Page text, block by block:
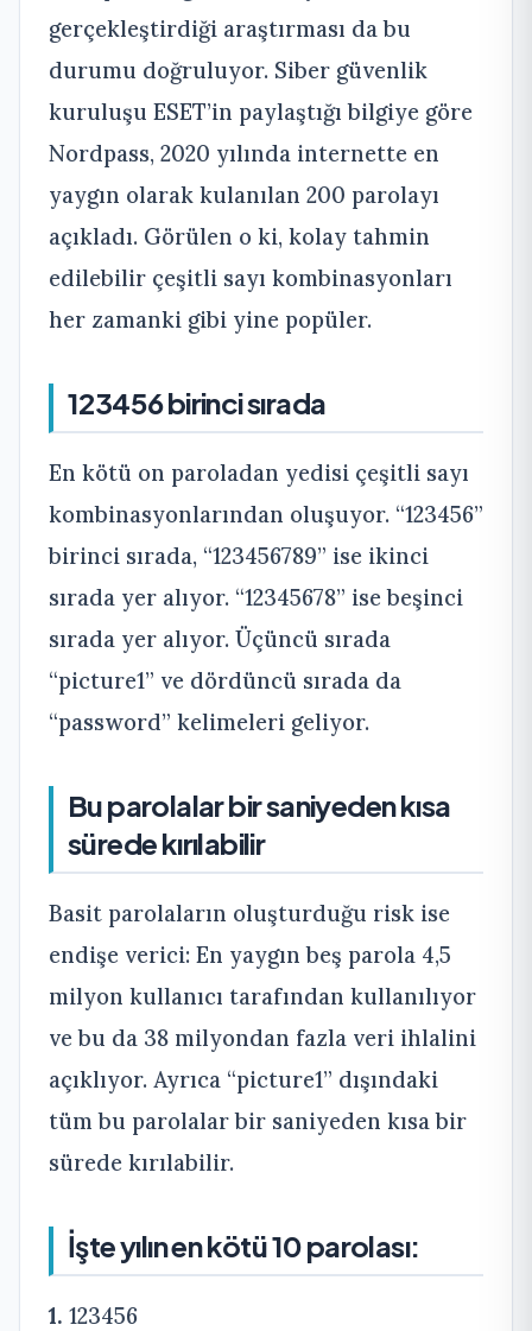
gerçekleştirdiği araştırması da bu
durumu doğruluyor. Siber güvenlik
kuruluşu ESET’in paylaştığı bilgiye göre
Nordpass, 2020 yılında internette en
yaygın olarak kulanılan 200 parolayı
açıkladı. Görülen o ki, kolay tahmin
edilebilir çeşitli sayı kombinasyonları
her zamanki gibi yine popüler.
123456 birinci sırada
En kötü on paroladan yedisi çeşitli sayı
kombinasyonlarından oluşuyor. “123456”
birinci sırada, “123456789” ise ikinci
sırada yer alıyor. “12345678” ise beşinci
sırada yer alıyor. Üçüncü sırada
“picture1” ve dördüncü sırada da
“password” kelimeleri geliyor.
Bu parolalar bir saniyeden kısa
sürede kırılabilir
Basit parolaların oluşturduğu risk ise
endişe verici: En yaygın beş parola 4,5
milyon kullanıcı tarafından kullanılıyor
ve bu da 38 milyondan fazla veri ihlalini
açıklıyor. Ayrıca “picture1” dışındaki
tüm bu parolalar bir saniyeden kısa bir
sürede kırılabilir.
İşte yılın en kötü 10 parolası:
1. 123456